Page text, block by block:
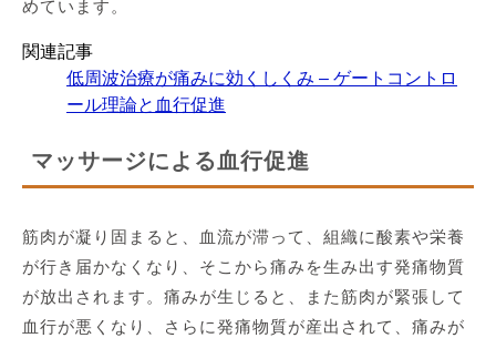
めています。
関連記事
低周波治療が痛みに効くしくみ – ゲートコントロ
ール理論と血行促進
マッサージによる血行促進
筋肉が凝り固まると、血流が滞って、組織に酸素や栄養
が行き届かなくなり、そこから痛みを生み出す発痛物質
が放出されます。痛みが生じると、また筋肉が緊張して
血行が悪くなり、さらに発痛物質が産出されて、痛みが